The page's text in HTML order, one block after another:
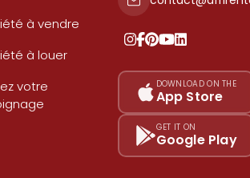
à vendre
à louer
votre
DOWNLOAD ON THE
App Store
GET IT ON
Google Play